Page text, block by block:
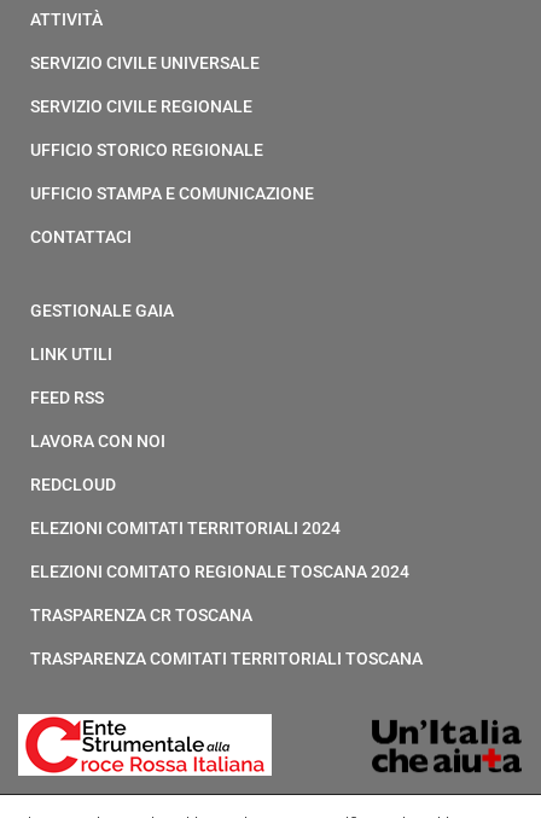
ATTIVITÀ
SERVIZIO CIVILE UNIVERSALE
SERVIZIO CIVILE REGIONALE
UFFICIO STORICO REGIONALE
UFFICIO STAMPA E COMUNICAZIONE
CONTATTACI
GESTIONALE GAIA
LINK UTILI
FEED RSS
LAVORA CON NOI
REDCLOUD
ELEZIONI COMITATI TERRITORIALI 2024
ELEZIONI COMITATO REGIONALE TOSCANA 2024
TRASPARENZA CR TOSCANA
TRASPARENZA COMITATI TERRITORIALI TOSCANA